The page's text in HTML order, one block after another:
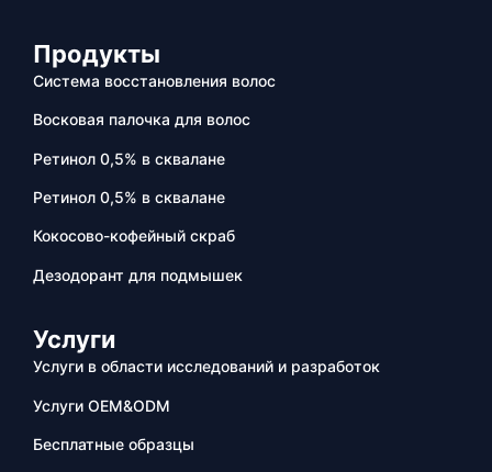
Продукты
Система восстановления волос
Восковая палочка для волос
Ретинол 0,5% в сквалане
Ретинол 0,5% в сквалане
Кокосово-кофейный скраб
Дезодорант для подмышек
Услуги
Услуги в области исследований и разработок
Услуги OEM&ODM
Бесплатные образцы